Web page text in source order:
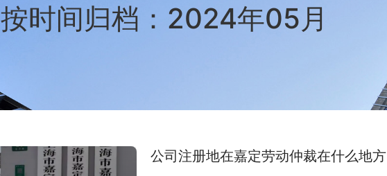
按时间归档：2024年05月
公司注册地在嘉定劳动仲裁在什么地方